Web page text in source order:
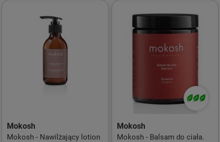
Mokosh
Mokosh - Nawilżający lotion
Mokosh
Mokosh - Balsam do ciała.